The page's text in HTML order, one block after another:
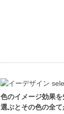
色のイメージ効果
選ぶとその色の全て